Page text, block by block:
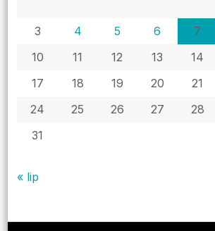
3
4 5 6 7
10
11 12 13 14
17
18 19 20 21
24
25 26 27 28
31
« lip